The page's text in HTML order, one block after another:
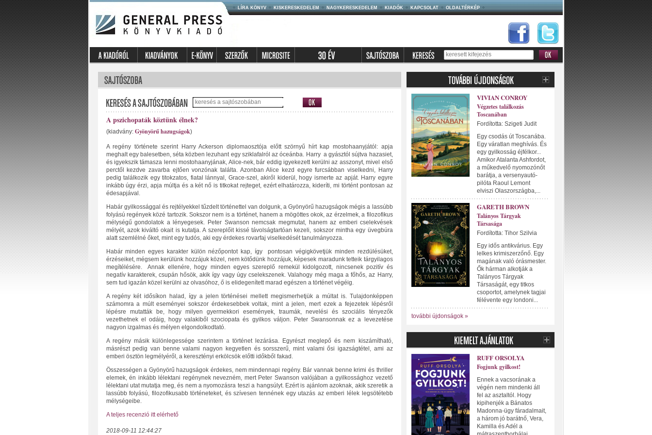
LÍRA KÖNYV KISKERESKEDELEM NAGYKERESKEDELEM KIADÓK KAPCSOLAT OLDALTÉRKÉP
A pszichopaták köztünk élnek?
(kiadvány: Gyönyörű hazugságok)
A regény története szerint Harry ​Ackerson diplomaosztója előtt szörnyű hírt kap mostohaanyjától: apja
meghalt egy balesetben, séta közben lezuhant egy sziklafalról az óceánba. Harry a gyásztól sújtva hazasiet,
és igyekszik támasza lenni mostohaanyjának, Alice-nek, bár eddig igyekezett kerülni az asszonyt, mivel első
perctől kezdve zavarba ejtően vonzónak találta. Azonban Alice kezd egyre furcsábban viselkedni, Harry
pedig találkozik egy titokzatos, fiatal lánnyal, Grace-szel, akiről kiderül, hogy ismerte az apját. Harry egyre
inkább úgy érzi, apja múltja és a két nő is titkokat rejteget, ezért elhatározza, kideríti, mi történt pontosan az
édesapjával.
Habár gyilkossággal és rejtélyekkel tűzdelt történettel van dolgunk, a Gyönyörű hazugságok mégis a lassúbb
folyású regények közé tartozik. Sokszor nem is a történet, hanem a mögöttes okok, az érzelmek, a filozofikus
mélységű gondolatok a lényegesek. Peter Swanson nemcsak megmutat, hanem az emberi cselekvések
mélyét, azok kiváltó okait is kutatja. A szereplőit kissé távolságtartóan kezeli, sokszor mintha egy üvegbúra
alatt szemlélné őket, mint egy tudós, aki egy érdekes rovarfaj viselkedését tanulmányozza.
Habár minden egyes karakter külön nézőpontot kap, így pontosan végigkövetjük minden rezdülésüket,
érzéseiket, mégsem kerülünk hozzájuk közel, nem kötődünk hozzájuk, képesek maradunk tetteik tárgyilagos
megítélésére. Annak ellenére, hogy minden egyes szereplő remekül kidolgozott, nincsenek pozitív és
negatív karakterek, csupán hősök, akik így vagy úgy cselekszenek. Valahogy még maga a főhős, az Harry,
sem tud igazán közel kerülni az olvasóhoz, ő is elidegenített marad egészen a történet végéig.
A regény két idősíkon halad, így a jelen történései mellett megismerhetjük a múltat is. Tulajdonképpen
számomra a múlt eseményei sokszor érdekesebbek voltak, mint a jelen, mert ezek a fejezetek lépésről
lépésre mutatták be, hogy milyen gyermekkori események, traumák, nevelési és szociális tényezők
vezethetnek el odáig, hogy valakiből szociopata és gyilkos váljon. Peter Swansonnak ez a levezetése
nagyon izgalmas és mélyen elgondolkodtató.
A regény másik különlegessége szerintem a történet lezárása. Egyrészt meglepő és nem kiszámítható,
másrészt pedig van benne valami nagyon kegyetlen és sorsszerű, mint valami ősi igazságtétel, ami az
emberi ösztön legmélyéről, a keresztényi erkölcsök előtti időkből fakad.
Összességen a Gyönyörű hazugságok érdekes, nem mindennapi regény. Bár vannak benne krimi és thriller
elemek, én inkább lélektani regénynek nevezném, mert Peter Swanson valójában a gyilkossághoz vezető
lélektani utat mutatja meg, és nem a nyomozásra teszi a hangsúlyt. Ezért is ajánlom azoknak, akik szeretik a
lassúbb folyású, filozofikusabb történeteket, és szívesen tennének egy utazás az emberi lélek legsötétebb
mélységeibe.
A teljes recenzió itt elérhető
2018-09-11 12:44:27
VIVIAN CONROY
Végzetes találkozás
Toscanában
Fordította: Szigeti Judit
Egy csodás út Toscanába.
Egy váratlan meghívás. És
egy gyilkosság éjfélkor...
Amikor Atalanta Ashfordot,
a műkedvelő nyomozónőt
barátja, a versenyautó-
pilóta Raoul Lemont
elviszi Olaszországba,...
GARETH BROWN
Talányos Tárgyak
Társasága
Fordította: Tihor Szilvia
Egy idős antikvárius. Egy
lelkes krimiszerzőnő. Egy
magának való órásmester.
Ők hárman alkotják a
Talányos Tárgyak
Társaságát, egy titkos
csoportot, amelynek tagjai
félévente egy londoni...
további újdonságok »
RUFF ORSOLYA
Fogjunk gyilkost!
Ennek a vacsorának a
végén nem mindenki áll
fel az asztaltól. Hogy
kipihenjék a Bánatos
Madonna-ügy fáradalmait,
a három jó barátnő, Vera,
Kamilla és Adél a